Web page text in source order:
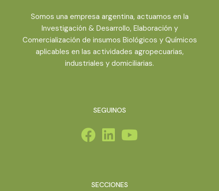
Somos una empresa argentina, actuamos en la
Investigación & Desarrollo, Elaboración y
Comercialización de insumos Biológicos y Químicos
aplicables en las actividades agropecuarias,
industriales y domiciliarias.
SEGUINOS
SECCIONES